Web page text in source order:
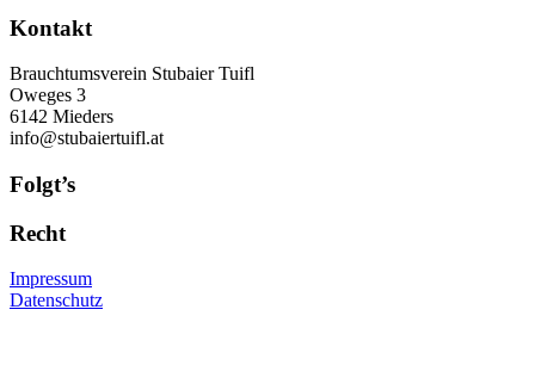
Kontakt
Brauchtumsverein Stubaier Tuifl
Oweges 3
6142 Mieders
info@stubaiertuifl.at
Folgt’s
Recht
Impressum
Datenschutz